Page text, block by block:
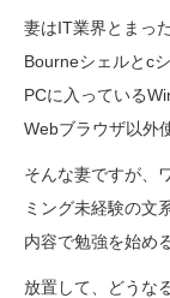
妻はIT業界とまっ
Bourneシェルとc
PCに入っている
Webブラウザ以外
そんな妻ですが、
ミング未経験の文
内容で勉強を始め
放置して、どうな